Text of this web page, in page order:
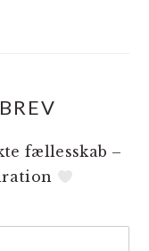
fællesskab –